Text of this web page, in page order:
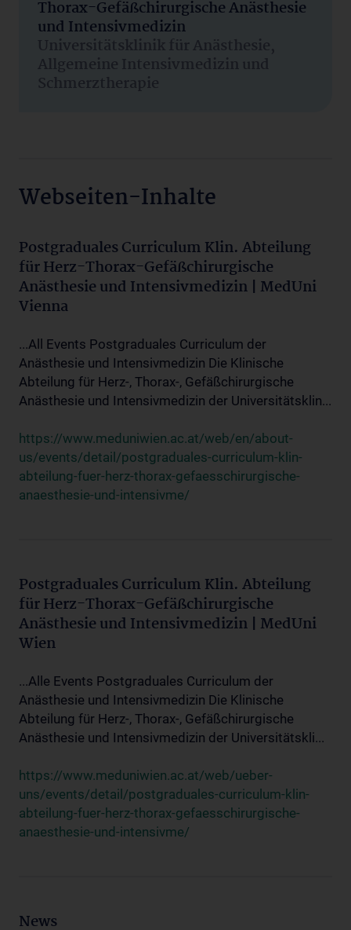
Thorax-Gefäßchirurgische Anästhesie
und Intensivmedizin
Universitätsklinik für Anästhesie,
Allgemeine Intensivmedizin und
Schmerztherapie
Webseiten-Inhalte
Postgraduales Curriculum Klin. Abteilung
für Herz-Thorax-Gefäßchirurgische
Anästhesie und Intensivmedizin | MedUni
Vienna
...All Events Postgraduales Curriculum der
Anästhesie und Intensivmedizin Die Klinische
Abteilung für Herz-, Thorax-, Gefäßchirurgische
Anästhesie und Intensivmedizin der Universitätsklin...
https://www.meduniwien.ac.at/web/en/about-
us/events/detail/postgraduales-curriculum-klin-
abteilung-fuer-herz-thorax-gefaesschirurgische-
anaesthesie-und-intensivme/
Postgraduales Curriculum Klin. Abteilung
für Herz-Thorax-Gefäßchirurgische
Anästhesie und Intensivmedizin | MedUni
Wien
...Alle Events Postgraduales Curriculum der
Anästhesie und Intensivmedizin Die Klinische
Abteilung für Herz-, Thorax-, Gefäßchirurgische
Anästhesie und Intensivmedizin der Universitätskli...
https://www.meduniwien.ac.at/web/ueber-
uns/events/detail/postgraduales-curriculum-klin-
abteilung-fuer-herz-thorax-gefaesschirurgische-
anaesthesie-und-intensivme/
News